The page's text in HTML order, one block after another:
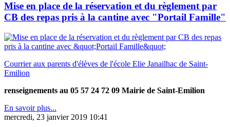
Mise en place de la réservation et du règlement par
CB des repas pris à la cantine avec "Portail Famille"
Courrier aux parents d'élèves de l'école Elie Janailhac de Saint-
Emilion
renseignements au 05 57 24 72 09 Mairie de Saint-Emilion
En savoir plus...
mercredi, 23 janvier 2019 10:41